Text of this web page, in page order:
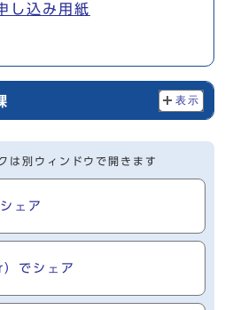
し込み用紙
表示
は別ウィンドウで開きます
ェア
でシェア